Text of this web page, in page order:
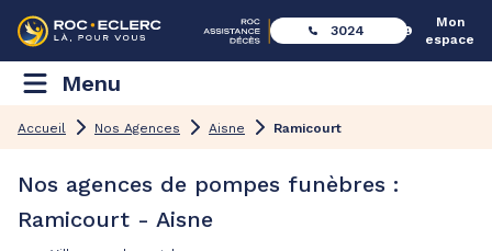
3024
Mon
espace
Menu
Accueil Nos Agences Aisne Ramicourt
Nos agences de pompes funèbres :
Ramicourt - Aisne